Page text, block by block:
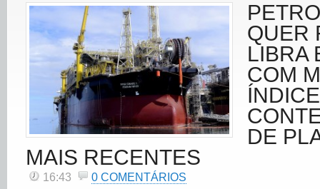
QUER
LIBRA
COM
DE
MAIS RECENTES
16:43 0 COMENTÁRIOS